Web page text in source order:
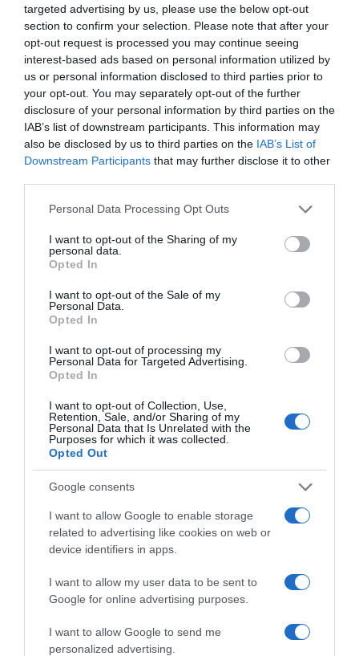
targeted advertising by us, please use the below opt-out
section to confirm your selection. Please note that after your
opt-out request is processed you may continue seeing
interest-based ads based on personal information utilized by
us or personal information disclosed to third parties prior to
your opt-out. You may separately opt-out of the further
disclosure of your personal information by third parties on the
IAB’s list of downstream participants. This information may
also be disclosed by us to third parties on the IAB’s List of
Downstream Participants that may further disclose it to other
Please note that this website/app uses one or more Google
not limited to your visit or usage behaviour. You may click to
grant or deny consent to Google and its third-party tags to
use your data for below specified purposes in below Google
consent section.
Personal Data Processing Opt Outs
I want to opt-out of the Sharing of my
personal data.
Opted In
I want to opt-out of the Sale of my
Personal Data.
Opted In
I want to opt-out of processing my
Personal Data for Targeted Advertising.
Opted In
I want to opt-out of Collection, Use,
Retention, Sale, and/or Sharing of my
Personal Data that Is Unrelated with the
Purposes for which it was collected.
Opted Out
Google consents
I want to allow Google to enable storage
related to advertising like cookies on web or
device identifiers in apps.
I want to allow my user data to be sent to
Google for online advertising purposes.
I want to allow Google to send me
personalized advertising.
az eredeti előadóval, Gianni Morandival (74) énekelhette
a Margitszigeti Szabadtéri Színpadon.
lánykérésre készül, de ez tényleg olyan volt, mint egy
álom. Egyszerre voltam zavarban és úsztam a
vőlegényét a fellépéseire. – Ennél a dalnál más
hölgyekhez szokott odamenni, sose hozzám, és ahogy
összenéztünk, és ott már sejtettem, mi következik, de alig
tudtam kimondani az igent a zokogástól. Nagyon
megható volt és furcsa is, mert tényleg mindenki
odafordult – fűzte hozzá Kriszta, aki másodszor is
örömmel lett Mészáros Árpád Zsolt jegyese.
Forrás: Blikk
Megosztás: Facebook Pinterest
Címkék: szerelem,párkapcsolat ,lánykérés
Mészáros Árpád Zsolt
Korábbi bejegyzések Következő bejegyzés
HASONLÓ BEJEGYZÉSEK